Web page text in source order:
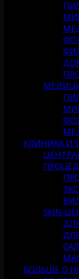
КЛИНИКА И
SKIN-
БОЛЬШЕ О